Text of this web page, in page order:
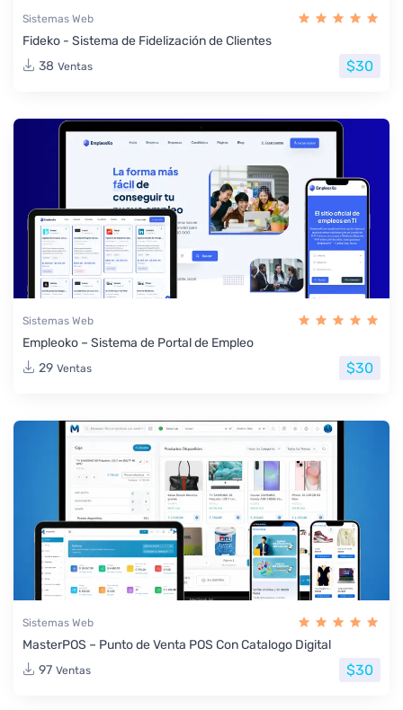
Sistemas Web
Fideko - Sistema de Fidelización de Clientes
38 Ventas $30
Sistemas Web
Empleoko – Sistema de Portal de Empleo
29 Ventas $30
Sistemas Web
MasterPOS – Punto de Venta POS Con Catalogo Digital
97 Ventas $30